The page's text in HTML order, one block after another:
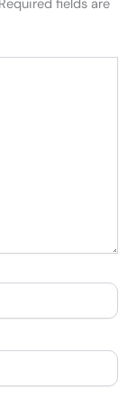
Required fields are